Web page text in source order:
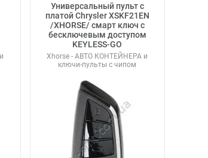
Универсальный пульт с
платой Chrysler XSKF21EN
/XHORSE/ смарт ключ с
бесключевым доступом
KEYLESS-GO
Xhorse - АВТО КОНТЕЙНЕРА и
ключи-пульты с чипом